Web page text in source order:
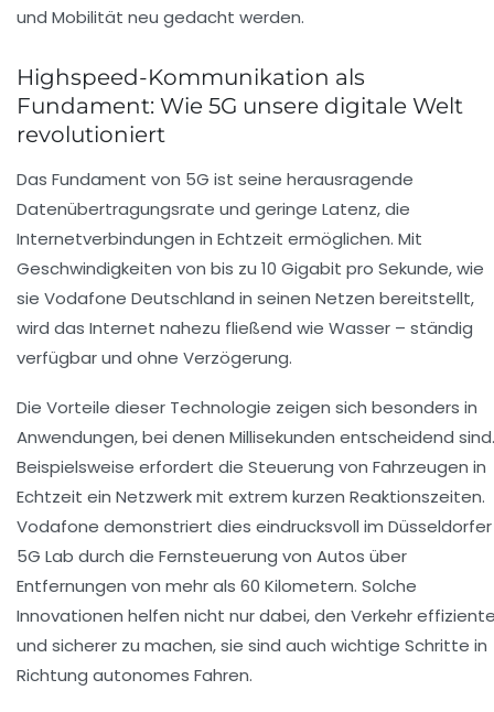
und Mobilität neu gedacht werden.
Highspeed-Kommunikation als
Fundament: Wie 5G unsere digitale Welt
revolutioniert
Das Fundament von 5G ist seine herausragende
Datenübertragungsrate und geringe Latenz, die
Internetverbindungen in Echtzeit ermöglichen. Mit
Geschwindigkeiten von bis zu 10 Gigabit pro Sekunde, wie
sie Vodafone Deutschland in seinen Netzen bereitstellt,
wird das Internet nahezu fließend wie Wasser – ständig
verfügbar und ohne Verzögerung.
Die Vorteile dieser Technologie zeigen sich besonders in
Anwendungen, bei denen Millisekunden entscheidend sind.
Beispielsweise erfordert die Steuerung von Fahrzeugen in
Echtzeit ein Netzwerk mit extrem kurzen Reaktionszeiten.
Vodafone demonstriert dies eindrucksvoll im Düsseldorfer
5G Lab durch die Fernsteuerung von Autos über
Entfernungen von mehr als 60 Kilometern. Solche
Innovationen helfen nicht nur dabei, den Verkehr
und sicherer zu machen, sie sind auch wichtige Schritte in
Richtung autonomes Fahren.